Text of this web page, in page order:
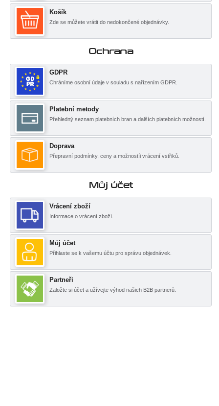
Košík
Zde se můžete vrátit do nedokončené objednávky.
Ochrana
GDPR
Chráníme osobní údaje v souladu s nařízením GDPR.
Platební metody
Přehledný seznam platebních bran a dalších platebních možností.
Doprava
Přepravní podmínky, ceny a možnostíi vrácení vstřiků.
Můj účet
Vrácení zboží
Informace o vrácení zboží.
Můj účet
Přihlaste se k vašemu účtu pro správu objednávek.
Partneři
Založte si účet a užívejte výhod našich B2B partnerů.